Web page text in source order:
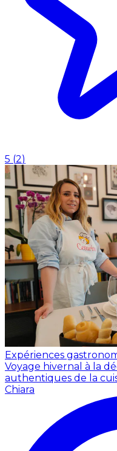
5 (2)
Expériences
Voyage hivernal à la
authentiques de la
Chiara